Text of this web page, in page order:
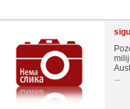
...